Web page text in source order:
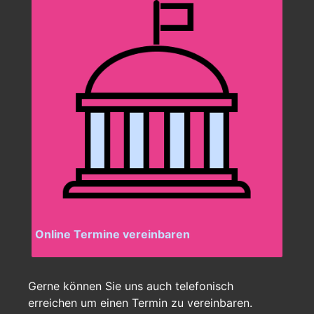
Online Termine vereinbaren
Gerne können Sie uns auch telefonisch
erreichen um einen Termin zu vereinbaren.